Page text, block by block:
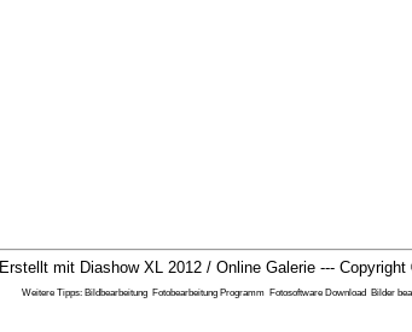
Erstellt mit Diashow XL 2012 / Online Galerie ---
Weitere Tipps: Bildbearbeitung Fotobearbeitung Programm Fotosoftware Download Bilder